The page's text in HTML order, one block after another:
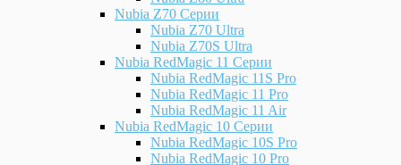
Nubia Z70 Серии
Nubia Z70 Ultra
Nubia Z70S Ultra
Nubia RedMagic 11 Серии
Nubia RedMagic 11S Pro
Nubia RedMagic 11 Pro
Nubia RedMagic 11 Air
Nubia RedMagic 10 Серии
Nubia RedMagic 10S Pro
Nubia RedMagic 10 Pro